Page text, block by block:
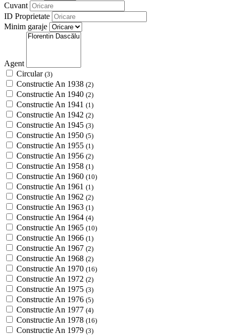
Cuvant
ID Proprietate
Minim garaje
Agent
Circular (3)
Constructie An 1938 (2)
Constructie An 1940 (2)
Constructie An 1941 (1)
Constructie An 1942 (2)
Constructie An 1945 (3)
Constructie An 1950 (5)
Constructie An 1955 (1)
Constructie An 1956 (2)
Constructie An 1958 (1)
Constructie An 1960 (10)
Constructie An 1961 (1)
Constructie An 1962 (2)
Constructie An 1963 (1)
Constructie An 1964 (4)
Constructie An 1965 (10)
Constructie An 1966 (1)
Constructie An 1967 (2)
Constructie An 1968 (2)
Constructie An 1970 (16)
Constructie An 1972 (2)
Constructie An 1975 (3)
Constructie An 1976 (5)
Constructie An 1977 (4)
Constructie An 1978 (16)
Constructie An 1979 (3)